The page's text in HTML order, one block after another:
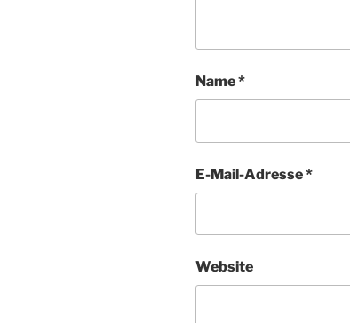
Name*
E-Mail-Adresse*
Website